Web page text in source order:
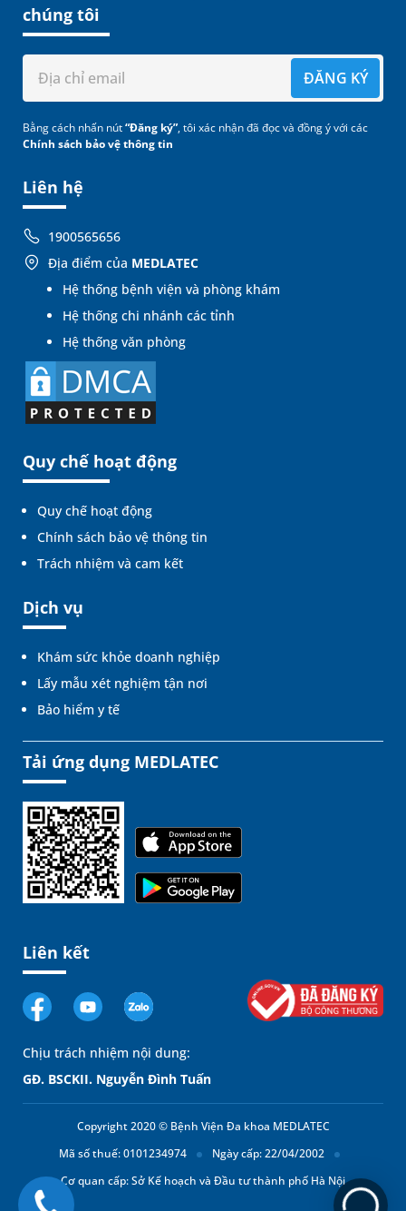
Liên hệ
1900565656
Địa điểm của MEDLATEC
Hệ thống bệnh viện và phòng khám
Hệ thống chi nhánh các tỉnh
Hệ thống văn phòng
Quy chế hoạt động
Quy chế hoạt động
Chính sách bảo vệ thông tin
Trách nhiệm và cam kết
Dịch vụ
Khám sức khỏe doanh nghiệp
Lấy mẫu xét nghiệm tận nơi
Bảo hiểm y tế
chúng tôi
ĐĂNG KÝ
Bằng cách nhấn nút“Đăng ký”, tôi xác nhận đã đọc và đồng ý với các
Chính sách bảo vệ thông tin
Tải ứng dụng MEDLATEC
Liên kết
Chịu trách nhiệm nội dung:
GĐ. BSCKII. Nguyễn Đình Tuấn
Copyright 2020 © Bệnh Viện Đa khoa MEDLATEC
Mã số thuế: 0101234974
Ngày cấp: 22/04/2002
Cơ quan cấp: Sở Kế hoạch và Đầu tư thành phố Hà Nội